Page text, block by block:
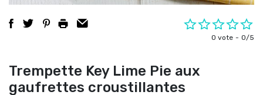
0 vote 0/5
Trempette Key Lime Pie aux
gaufrettes croustillantes